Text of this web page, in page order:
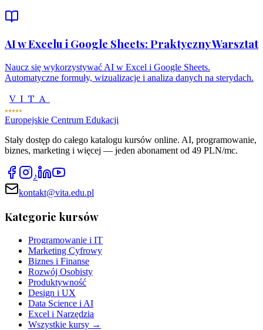
AI w Excelu i Google Sheets: Praktyczny Warsztat
Naucz się wykorzystywać AI w Excel i Google Sheets.
Automatyczne formuły, wizualizacje i analiza danych na sterydach.
VITA
Europejskie Centrum Edukacji
Stały dostęp do całego katalogu kursów online. AI, programowanie,
biznes, marketing i więcej — jeden abonament od 49 PLN/mc.
♪
kontakt@vita.edu.pl
Kategorie kursów
Programowanie i IT
Marketing Cyfrowy
Biznes i Finanse
Rozwój Osobisty
Produktywność
Design i UX
Data Science i AI
Excel i Narzędzia
Wszystkie kursy →